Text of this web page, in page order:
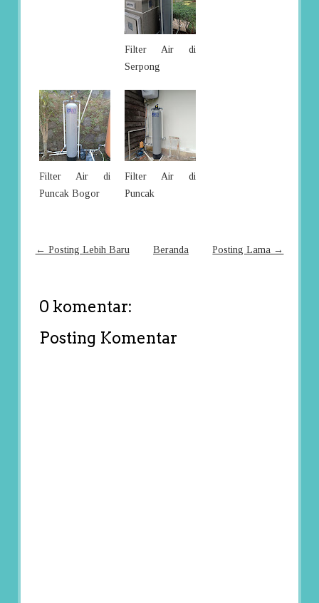
Filter Air di
Serpong
Filter Air di
Puncak Bogor
Filter Air di
Puncak
← Posting Lebih Baru Posting Lama →
Beranda
0 komentar:
Posting Komentar